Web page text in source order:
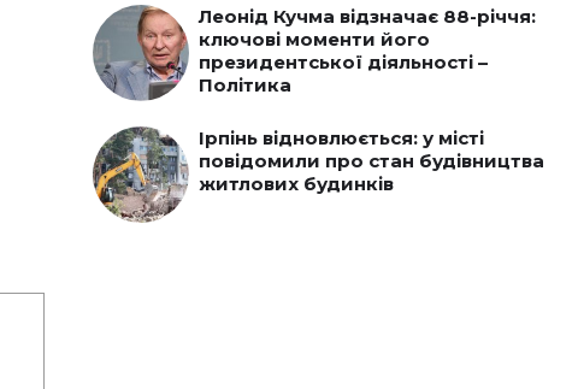
Леонід Кучма відзначає 88-річчя:
ключові моменти його
президентської діяльності –
Політика
Ірпінь відновлюється: у місті
повідомили про стан будівництва
житлових будинків